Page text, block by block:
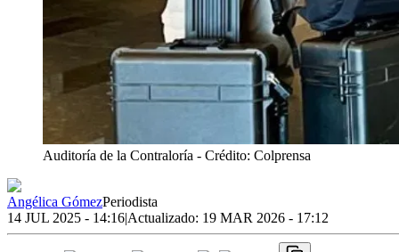
Auditoría de la Contraloría - Crédito: Colprensa
Angélica GómezPeriodista
14 JUL 2025 - 14:16|Actualizado: 19 MAR 2026 - 17:12